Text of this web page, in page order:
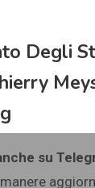
Degli
su